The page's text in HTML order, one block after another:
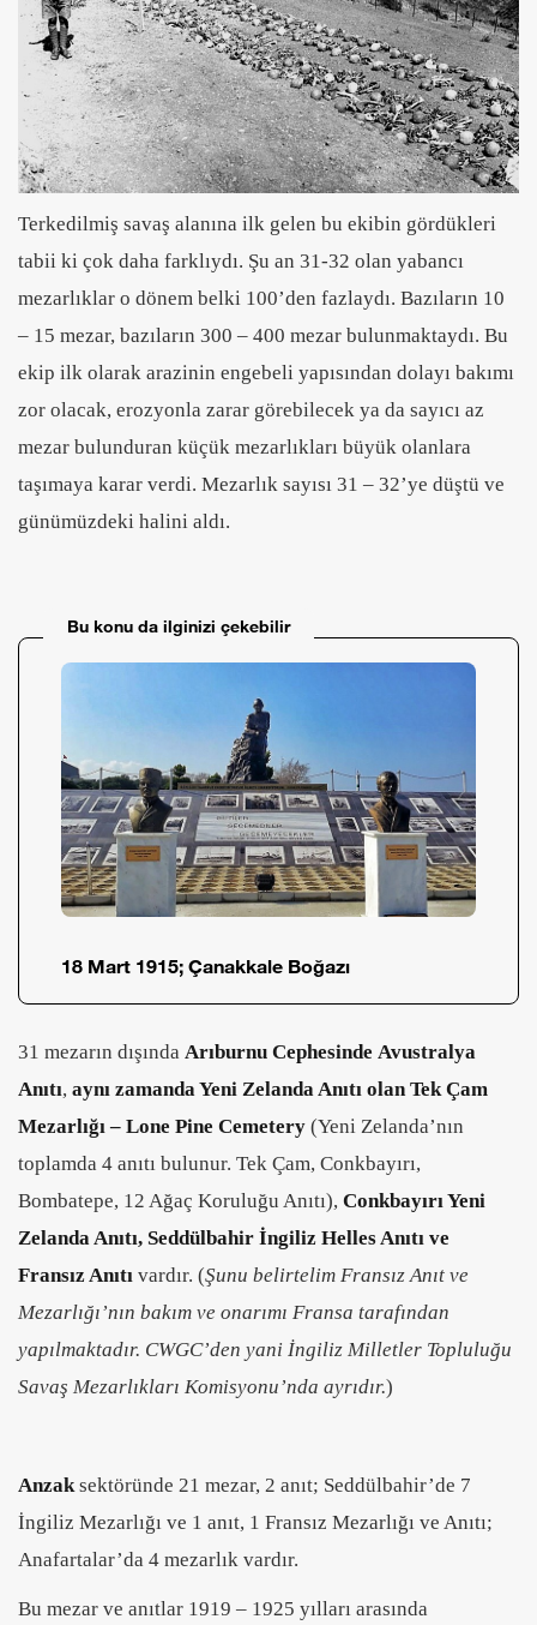
Terkedilmiş savaş alanına ilk gelen bu ekibin gördükleri
tabii ki çok daha farklıydı. Şu an 31-32 olan yabancı
mezarlıklar o dönem belki 100’den fazlaydı. Bazıların 10
– 15 mezar, bazıların 300 – 400 mezar bulunmaktaydı. Bu
ekip ilk olarak arazinin engebeli yapısından dolayı bakımı
zor olacak, erozyonla zarar görebilecek ya da sayıcı az
mezar bulunduran küçük mezarlıkları büyük olanlara
taşımaya karar verdi. Mezarlık sayısı 31 – 32’ye düştü ve
günümüzdeki halini aldı.
Bu konu da ilginizi çekebilir
18 Mart 1915; Çanakkale Boğazı
31 mezarın dışında Arıburnu Cephesinde Avustralya
Anıtı, aynı zamanda Yeni Zelanda Anıtı olan Tek Çam
Mezarlığı – Lone Pine Cemetery (Yeni Zelanda’nın
toplamda 4 anıtı bulunur. Tek Çam, Conkbayırı,
Bombatepe, 12 Ağaç Koruluğu Anıtı), Conkbayırı Yeni
Zelanda Anıtı, Seddülbahir İngiliz Helles Anıtı ve
Fransız Anıtı vardır. (Şunu belirtelim Fransız Anıt ve
Mezarlığı’nın bakım ve onarımı Fransa tarafından
yapılmaktadır. CWGC’den yani İngiliz Milletler Topluluğu
Savaş Mezarlıkları Komisyonu’nda ayrıdır.)
Anzak sektöründe 21 mezar, 2 anıt; Seddülbahir’de 7
İngiliz Mezarlığı ve 1 anıt, 1 Fransız Mezarlığı ve Anıtı;
Anafartalar’da 4 mezarlık vardır.
Bu mezar ve anıtlar 1919 – 1925 yılları arasında